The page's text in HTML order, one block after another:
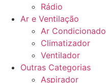
Rádio
Ar e Ventilação
Ar Condicionado
Climatizador
Ventilador
Outras Categorias
Aspirador